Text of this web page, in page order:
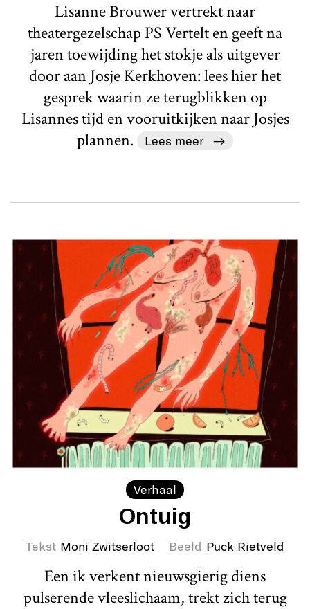
Lisanne Brouwer vertrekt naar
theatergezelschap PS Vertelt en geeft na
jaren toewijding het stokje als uitgever
door aan Josje Kerkhoven: lees hier het
gesprek waarin ze terugblikken op
Lisannes tijd en vooruitkijken naar Josjes
plannen.
Lees meer
Verhaal
Ontuig
Tekst Moni Zwitserloot Beeld Puck Rietveld
Een ik verkent nieuwsgierig diens
pulserende vleeslichaam, trekt zich terug